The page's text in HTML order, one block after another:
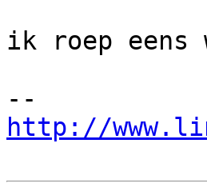
ik roep eens
http://